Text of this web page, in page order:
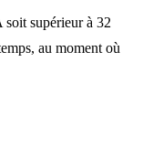
soit supérieur à 32
au moment où